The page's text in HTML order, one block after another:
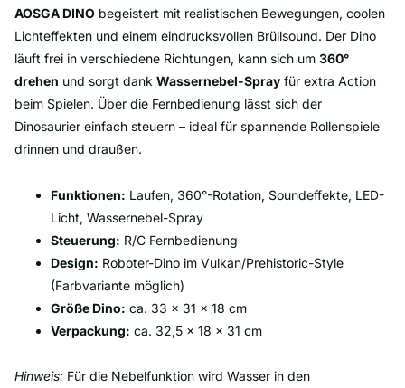
AOSGA DINO begeistert mit realistischen Bewegungen, coolen
Lichteffekten und einem eindrucksvollen Brüllsound. Der Dino
läuft frei in verschiedene Richtungen, kann sich um 360°
drehen und sorgt dank Wassernebel-Spray für extra Action
beim Spielen. Über die Fernbedienung lässt sich der
Dinosaurier einfach steuern – ideal für spannende Rollenspiele
drinnen und draußen.
Funktionen: Laufen, 360°-Rotation, Soundeffekte, LED-
Licht, Wassernebel-Spray
Steuerung: R/C Fernbedienung
Design: Roboter-Dino im Vulkan/Prehistoric-Style
(Farbvariante möglich)
Größe Dino: ca. 33 × 31 × 18 cm
Verpackung: ca. 32,5 × 18 × 31 cm
Hinweis: Für die Nebelfunktion wird Wasser in den